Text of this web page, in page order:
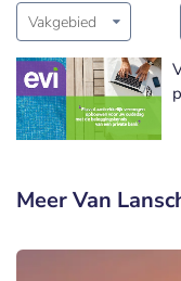
Vakgebied
Meer Van